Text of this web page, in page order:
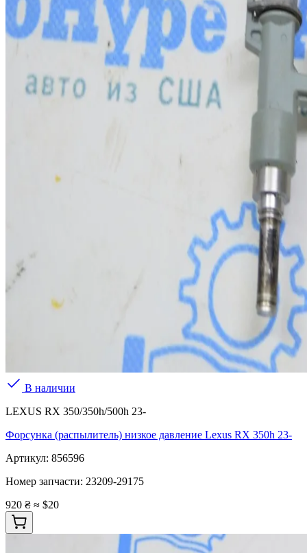
В наличии
LEXUS RX 350/350h/500h 23-
Форсунка (распылитель) низкое давление Lexus RX 350h 23-
Артикул: 856596
Номер запчасти: 23209-29175
920 ₴ ≈ $20